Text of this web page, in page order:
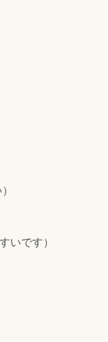
いです）